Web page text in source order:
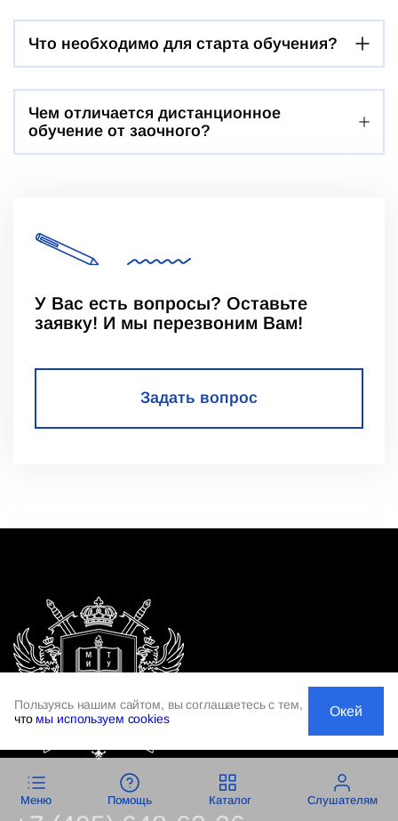
Что необходимо для старта обучения?
Чем отличается дистанционное
обучение от заочного?
У Вас есть вопросы? Оставьте
заявку! И мы перезвоним Вам!
Задать вопрос
Меню Помощь Каталог Слушателям
Пользуясь нашим сайтом, вы соглашаетесь с тем,
что мы используем cookies Окей